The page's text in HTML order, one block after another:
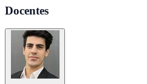
Docentes